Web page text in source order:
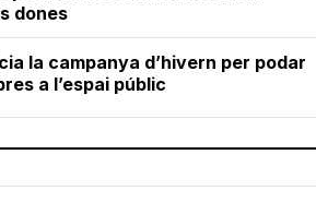
dones
la campanya d’hivern per podar
a l’espai públic